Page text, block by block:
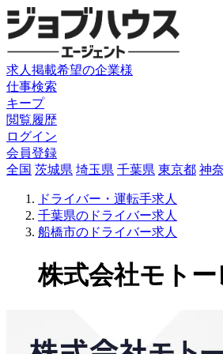
求人掲載希望の企業様
仕事検索
キープ
閲覧履歴
ログイン
会員登録
全国 茨城県 埼玉県 千葉県 東京都 神
ドライバー・運転手求人
千葉県のドライバー求人
船橋市のドライバー求人
株式会社モト